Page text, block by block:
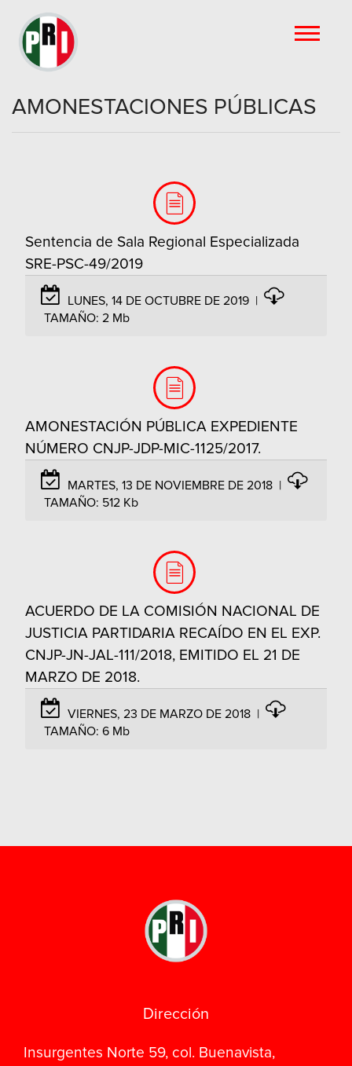
AMONESTACIONES PÚBLICAS
Sentencia de Sala Regional Especializada
SRE-PSC-49/2019
LUNES, 14 DE OCTUBRE DE 2019 |
TAMAÑO: 2 Mb
AMONESTACIÓN PÚBLICA EXPEDIENTE
NÚMERO CNJP-JDP-MIC-1125/2017.
MARTES, 13 DE NOVIEMBRE DE 2018 |
TAMAÑO: 512 Kb
ACUERDO DE LA COMISIÓN NACIONAL DE
JUSTICIA PARTIDARIA RECAÍDO EN EL EXP.
CNJP-JN-JAL-111/2018, EMITIDO EL 21 DE
MARZO DE 2018.
VIERNES, 23 DE MARZO DE 2018 |
TAMAÑO: 6 Mb
Dirección
Insurgentes Norte 59, col. Buenavista,